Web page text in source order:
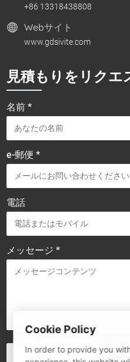
+86 13318438808
Webサイト
www.gdsivite.com
見積もりをリク
名前 *
e-郵便 *
電話
メッセージ *
Cookie Policy
In order to provide you